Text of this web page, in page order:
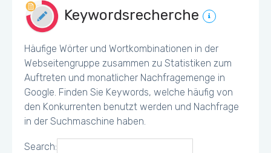
Keywordsrecherche
Häufige Wörter und Wortkombinationen in der
Webseitengruppe zusammen zu Statistiken zum
Auftreten und monatlicher Nachfragemenge in
Google. Finden Sie Keywords, welche häufig von
den Konkurrenten benutzt werden und Nachfrage
in der Suchmaschine haben.
Search: